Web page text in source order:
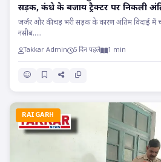
सड़क, कंधे के बजाय ट्रैक्टर पर निकली
जर्जर और कीचड़ भरी सड़क के कारण अंतिम विदाई में
नसीब.....
Takkar Admin 5 दिन पहले 1 min
RAIGARH